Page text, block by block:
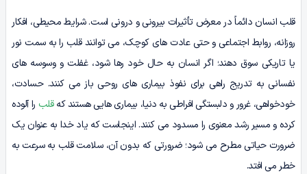
قلب انسان دائماً در معرض تأثیرات بیرونی و درونی است. شرایط محیطی، افکار
روزانه، روابط اجتماعی و حتی عادت های کوچک، می توانند قلب را به سمت نور
یا تاریکی سوق دهند؛ اگر انسان به حال خود رها شود، غفلت و وسوسه های
نفسانی به تدریج راهی برای نفوذ بیماری های روحی باز می کنند. حسادت،
خودخواهی، غرور و دلبستگی افراطی به دنیا، بیماری هایی هستند کهقلب را آلوده
کرده و مسیر رشد معنوی را مسدود می کنند. اینجاست که یاد خدا به عنوان یک
ضرورت حیاتی مطرح می شود؛ ضرورتی که بدون آن، سلامت قلب به سرعت به
خطر می افتد.